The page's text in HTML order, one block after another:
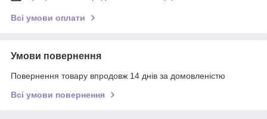
Всі умови оплати
Умови повернення
Повернення товару впродовж 14 днів за домовленістю
Всі умови повернення